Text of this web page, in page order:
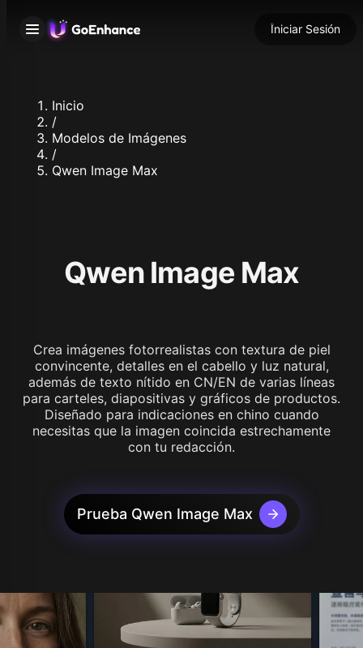
Iniciar Sesión
Inicio
/
Modelos de Imágenes
/
Qwen Image Max
Qwen Image Max
Crea imágenes fotorrealistas con textura de piel
convincente, detalles en el cabello y luz natural,
además de texto nítido en CN/EN de varias líneas
para carteles, diapositivas y gráficos de productos.
Diseñado para indicaciones en chino cuando
necesitas que la imagen coincida estrechamente
con tu redacción.
Prueba Qwen Image Max